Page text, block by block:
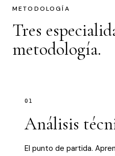
METODOLOGÍA
Tres
metodología.
01
Análisis
El punto de partida.